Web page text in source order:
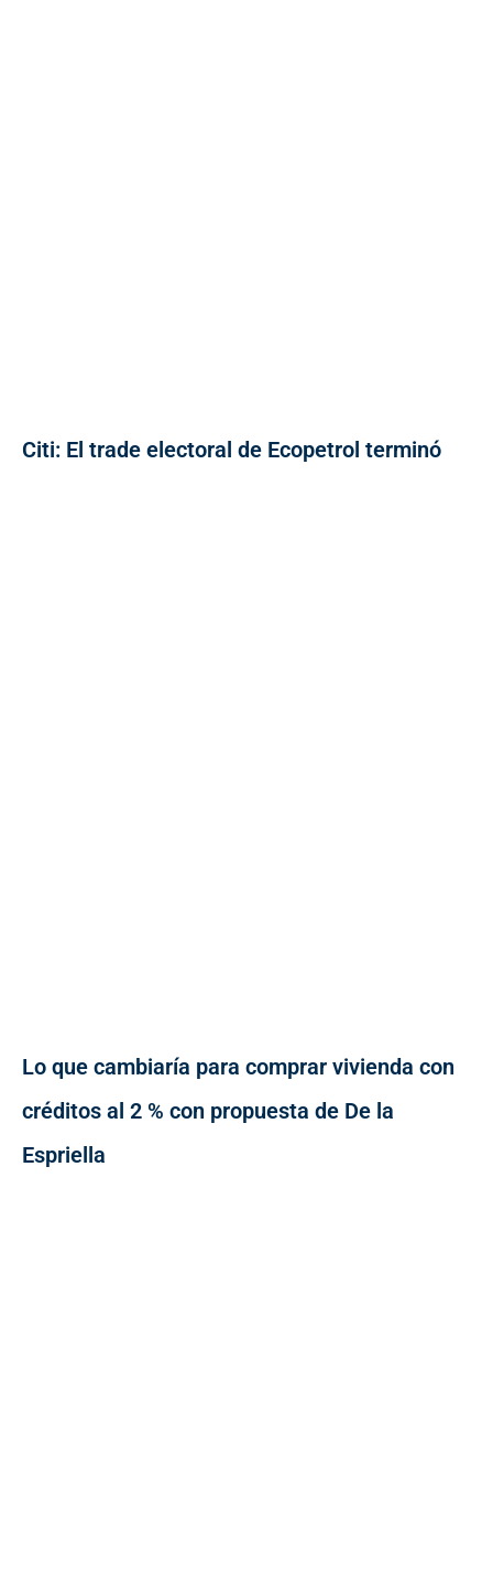
Citi: El trade electoral de Ecopetrol terminó
Lo que cambiaría para comprar vivienda con
créditos al 2 % con propuesta de De la
Espriella